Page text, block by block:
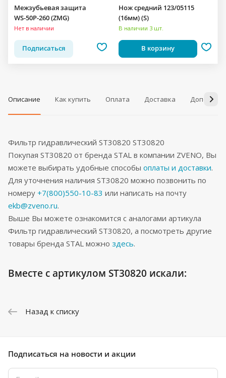
Межзубьевая защита
WS-50P-260 (ZMG)
Нет в наличии
Подписаться
Нож средний 123/05115
(16мм) (S)
В наличии 3 шт.
В корзину
Описание Как купить Оплата Доставка
Фильтр гидравлический ST30820 ST30820
Покупая ST30820 от бренда STAL в компании ZVENO, Вы
можете выбирать удобные способы оплаты и доставки.
Для уточнения наличия ST30820 можно позвонить по
номеру +7(800)550-10-83 или написать на почту
ekb@zveno.ru.
Выше Вы можете ознакомится с аналогами артикула
Фильтр гидравлический ST30820, а посмотреть другие
товары бренда STAL можно здесь.
Вместе с артикулом ST30820 искали:
Назад к списку
Подписаться на новости и акции